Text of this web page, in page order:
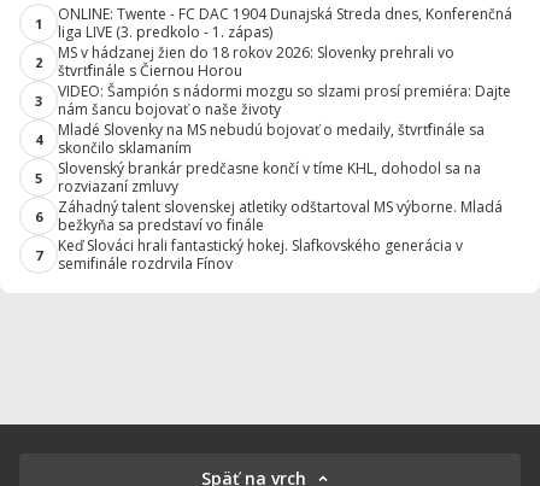
1
ONLINE: Twente - FC DAC 1904 Dunajská Streda dnes, Konferenčná
liga LIVE (3. predkolo - 1. zápas)
2
MS v hádzanej žien do 18 rokov 2026: Slovenky prehrali vo
štvrťfinále s Čiernou Horou
3
VIDEO: Šampión s nádormi mozgu so slzami prosí premiéra: Dajte
nám šancu bojovať o naše životy
4
Mladé Slovenky na MS nebudú bojovať o medaily, štvrťfinále sa
skončilo sklamaním
5
Slovenský brankár predčasne končí v tíme KHL, dohodol sa na
rozviazaní zmluvy
6
Záhadný talent slovenskej atletiky odštartoval MS výborne. Mladá
bežkyňa sa predstaví vo finále
7
Keď Slováci hrali fantastický hokej. Slafkovského generácia v
semifinále rozdrvila Fínov
Späť na vrch